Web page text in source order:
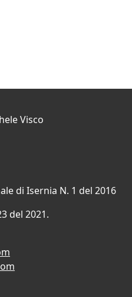
Visco
di Isernia N. 1 del 2016
del 2021.